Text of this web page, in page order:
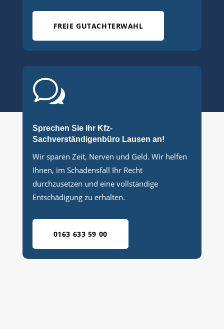
FREIE GUTACHTERWAHL
w
Sprechen Sie Ihr Kfz-
Sachverständigenbüro Lausen an!
Wir sparen Zeit, Nerven und Geld. Wir helfen
Ihnen, im Schadensfall Ihr Recht
durchzusetzen und eine vollständige
Entschädigung zu erhalten.
0163 633 59 00